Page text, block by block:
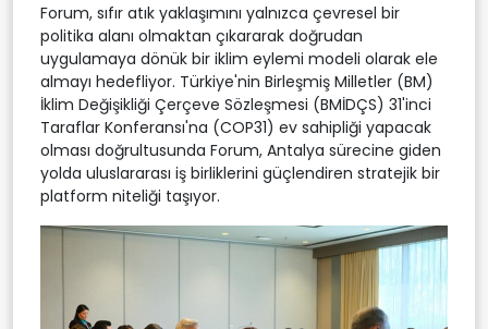
Forum, sıfır atık yaklaşımını yalnızca çevresel bir
politika alanı olmaktan çıkararak doğrudan
uygulamaya dönük bir iklim eylemi modeli olarak ele
almayı hedefliyor. Türkiye'nin Birleşmiş Milletler (BM)
İklim Değişikliği Çerçeve Sözleşmesi (BMİDÇS) 31'inci
Taraflar Konferansı'na (COP31) ev sahipliği yapacak
olması doğrultusunda Forum, Antalya sürecine giden
yolda uluslararası iş birliklerini güçlendiren stratejik bir
platform niteliği taşıyor.